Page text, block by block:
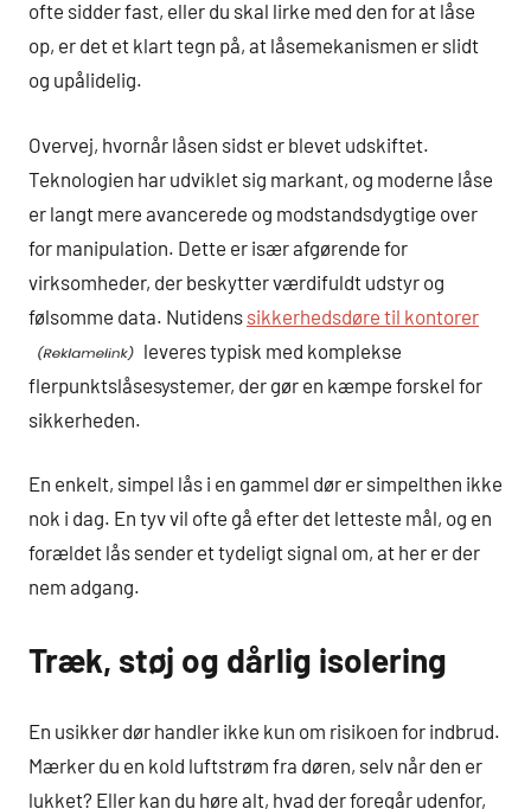
ofte sidder fast, eller du skal lirke med den for at låse
op, er det et klart tegn på, at låsemekanismen er slidt
og upålidelig.
Overvej, hvornår låsen sidst er blevet udskiftet.
Teknologien har udviklet sig markant, og moderne låse
er langt mere avancerede og modstandsdygtige over
for manipulation. Dette er især afgørende for
virksomheder, der beskytter værdifuldt udstyr og
følsomme data. Nutidens sikkerhedsdøre til kontorer
leveres typisk med komplekse
flerpunktslåsesystemer, der gør en kæmpe forskel for
sikkerheden.
En enkelt, simpel lås i en gammel dør er simpelthen ikke
nok i dag. En tyv vil ofte gå efter det letteste mål, og en
forældet lås sender et tydeligt signal om, at her er der
nem adgang.
Træk, støj og dårlig isolering
En usikker dør handler ikke kun om risikoen for indbrud.
Mærker du en kold luftstrøm fra døren, selv når den er
lukket? Eller kan du høre alt, hvad der foregår udenfor,